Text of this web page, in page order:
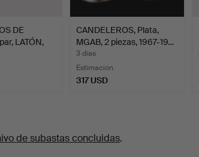
DE
LATÓN,
CANDELEROS, Plata,
MGAB, 2 piezas, 1967-19…
3 días
Estimación
317 USD
de subastas concluidas.